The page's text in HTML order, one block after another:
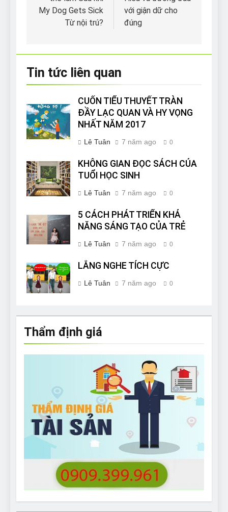
bài
My Dog Gets Sick
Từ nội trú?
với giận dữ cho
đúng
Tin tức liên quan
CUỐN TIỂU THUYẾT TRÀN
ĐẦY LẠC QUAN VÀ HY VỌNG
NHẤT NĂM 2017
Lê Tuân 7 năm ago 0
KHÔNG GIAN ĐỌC SÁCH CỦA
TUỔI HỌC SINH
Lê Tuân 7 năm ago 0
5 CÁCH PHÁT TRIỂN KHẢ
NĂNG SÁNG TẠO CỦA TRẺ
Lê Tuân 7 năm ago 0
LẮNG NGHE TÍCH CỰC
Lê Tuân 7 năm ago 0
Thẩm định giá